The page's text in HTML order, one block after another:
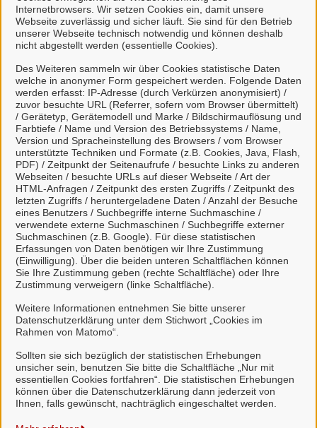
Internetbrowsers. Wir setzen Cookies ein, damit unsere
Webseite zuverlässig und sicher läuft. Sie sind für den Betrieb
unserer Webseite technisch notwendig und können deshalb
nicht abgestellt werden (essentielle Cookies).
Des Weiteren sammeln wir über Cookies statistische Daten
welche in anonymer Form gespeichert werden. Folgende Daten
werden erfasst: IP-Adresse (durch Verkürzen anonymisiert) /
zuvor besuchte URL (Referrer, sofern vom Browser übermittelt)
/ Gerätetyp, Gerätemodell und Marke / Bildschirmauflösung und
Farbtiefe / Name und Version des Betriebssystems / Name,
Version und Spracheinstellung des Browsers / vom Browser
unterstützte Techniken und Formate (z.B. Cookies, Java, Flash,
PDF) / Zeitpunkt der Seitenaufrufe / besuchte Links zu anderen
Webseiten / besuchte URLs auf dieser Webseite / Art der
HTML-Anfragen / Zeitpunkt des ersten Zugriffs / Zeitpunkt des
letzten Zugriffs / heruntergeladene Daten / Anzahl der Besuche
eines Benutzers / Suchbegriffe interne Suchmaschine /
verwendete externe Suchmaschinen / Suchbegriffe externer
Suchmaschinen (z.B. Google). Für diese statistischen
Erfassungen von Daten benötigen wir Ihre Zustimmung
(Einwilligung). Über die beiden unteren Schaltflächen können
Sie Ihre Zustimmung geben (rechte Schaltfläche) oder Ihre
Zustimmung verweigern (linke Schaltfläche).
Weitere Informationen entnehmen Sie bitte unserer
Datenschutzerklärung unter dem Stichwort „Cookies im
Rahmen von Matomo“.
Sollten sie sich bezüglich der statistischen Erhebungen
unsicher sein, benutzen Sie bitte die Schaltfläche „Nur mit
essentiellen Cookies fortfahren“. Die statistischen Erhebungen
können über die Datenschutzerklärung dann jederzeit von
Ihnen, falls gewünscht, nachträglich eingeschaltet werden.
Start Giese
Giese
Einrichtung
Testeinrichtung
Servicezeiten
Mo.08:00-12:00Uhrund14:00-16:00 Uhr
Di. 08:00-12:00Uhr
Fr. 08:00-12:00 Uhr
Alle zugeordneten Einrichtungen